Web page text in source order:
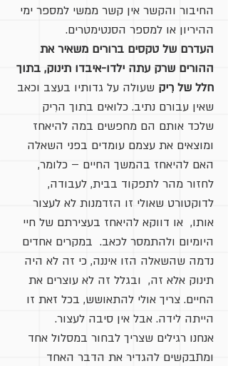
החיבור והקשר אין קשר ממשי למספר ימי
ההיריון או למספר הסנטימטרים.
העדרם של טקסים ברורים משאיר את
ההורים שרק עתה ילדו-איבדו תינוק, בתוך
חלל של רִיק שעולה על גדותיו בעצב וכאב
שאין עבורם נתיב. כלואים בתוך הרִיק
שלכד אותם הם מחפשים במה להיאחז
ומוצאים את עצמם עומדים בפני השאלה
האם להיאחז בהמשך החיים – כלומר,
לחזור מהר לתפקוד בבית, לעבודה,
לדוקטורט שאולי זו הזדמנות לא לעצור
אותו, או דווקא להיאחז בעצירתם של חיי
היומיום ולהתמסר לכאב. במקרים אחדים
נדמה שהשאלה הזו איננה, כי זה לא היה
תינוק אלא זה, ובגלל זה לא עוצרים את
החיים. צריך אולי להתאושש, בכל זאת זו
הייתה לידה. אבל אין סיבה לעצור.
אנחנו רגילים שצריך לבחור במסלול אחד
ומתבקשים להגדיר את הדבר האחד